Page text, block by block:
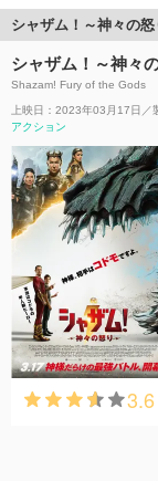
シャザム！～神々の
シャザム！～神々
Shazam! Fury of the Gods
上映日：2023年03月17日
アクション
3.6